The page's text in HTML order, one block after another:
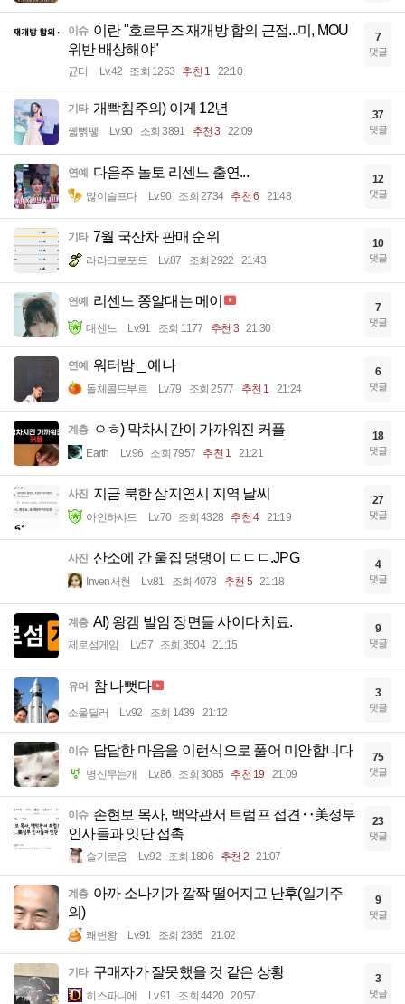
이슈 이란 "호르무즈 재개방 합의 근접...미, MOU
위반 배상해야"
균터 Lv.42 조회 1253 추천 1 22:10
7
댓글
기타 개빡침주의) 이게 12년
꿻뻵뗗 Lv.90 조회 3891 추천 3 22:09
37
댓글
연예 다음주 놀토 리센느 출연...
많이슬프다 Lv.90 조회 2734 추천 6 21:48
12
댓글
기타 7월 국산차 판매 순위
라라크로포드 Lv.87 조회 2922 21:43
10
댓글
연예 리센느 쫑알대는 메이
대센느 Lv.91 조회 1177 추천 3 21:30
7
댓글
연예 워터밤 _ 예나
돌체콜드부르 Lv.79 조회 2577 추천 1 21:24
6
댓글
계층 ㅇㅎ) 막차시간이 가까워진 커플
Earth Lv.96 조회 7957 추천 1 21:21
18
댓글
사진 지금 북한 삼지연시 지역 날씨
아인하샤드 Lv.70 조회 4328 추천 4 21:19
27
댓글
사진 산소에 간 울집 댕댕이 ㄷㄷㄷ.JPG
Inven서현 Lv.81 조회 4078 추천 5 21:18
4
댓글
계층 AI) 왕겜 발암 장면들 사이다 치료.
제로섬게임 Lv.57 조회 3504 21:15
9
댓글
유머 참 나뻣다
소울딜러 Lv.92 조회 1439 21:12
3
댓글
이슈 답답한 마음을 이런식으로 풀어 미안합니다
병신무는개 Lv.86 조회 3085 추천 19 21:09
75
댓글
이슈 손현보 목사, 백악관서 트럼프 접견‥美정부
인사들과 잇단 접촉
슬기로움 Lv.92 조회 1806 추천 2 21:07
23
댓글
계층 아까 소나기가 깔짝 떨어지고 난후(일기주
의)
쾌변왕 Lv.91 조회 2365 21:02
9
댓글
기타 구매자가 잘못했을 것 같은 상황
히스파니에 Lv.91 조회 4420 20:57
3
댓글